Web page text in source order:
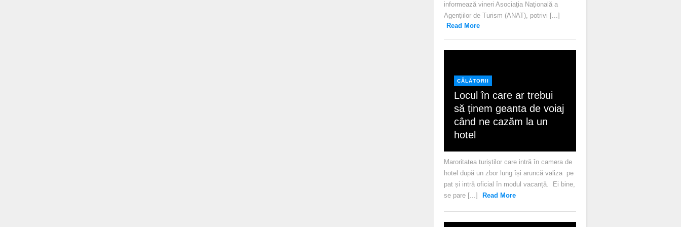
informează vineri Asociaţia Naţională a
Agenţiilor de Turism (ANAT), potrivi [...]
Read More
CĂLĂTORII
Locul în care ar trebui
să ținem geanta de voiaj
când ne cazăm la un
hotel
Maroritatea turiștilor care intră în camera de
hotel după un zbor lung își aruncă valiza pe
pat și intră oficial în modul vacanță. Ei bine,
se pare [...]
Read More